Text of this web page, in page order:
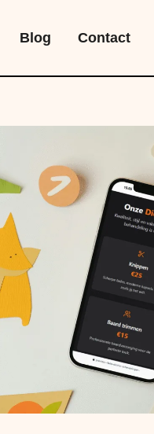
Blog Contact